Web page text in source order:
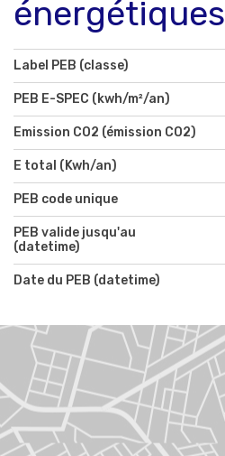
énergétiques
Label PEB (classe)
PEB E-SPEC (kwh/m²/an)
Emission CO2 (émission CO2)
E total (Kwh/an)
PEB code unique
PEB valide jusqu'au
(datetime)
Date du PEB (datetime)